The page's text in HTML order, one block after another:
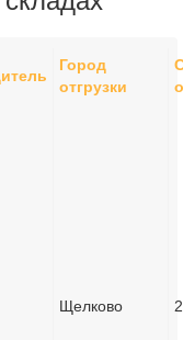
Город
отгрузки
Щелково